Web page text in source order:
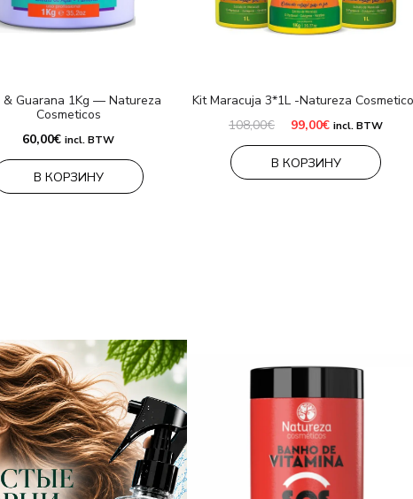
& Guarana 1Kg — Natureza
Cosmeticos
60,00€ incl. BTW
В КОРЗИНУ
Kit Maracuja 3*1L -Natureza
108,00€ Первоначальная
составляла
108,00€.
99,00€Текущая
99,00€.
incl. BTW
В КОРЗИНУ